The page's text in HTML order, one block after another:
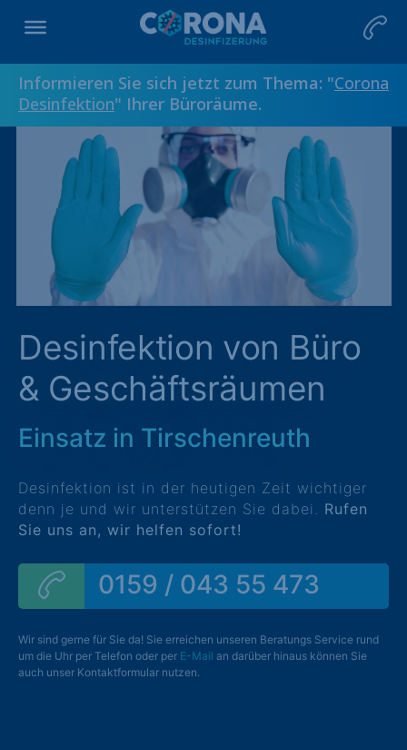
Informieren Sie sich jetzt zum Thema: "Corona
Desinfektion" Ihrer Büroräume.
Desinfektion von Büro
& Geschäftsräumen
Einsatz in Tirschenreuth
Desinfektion ist in der heutigen Zeit wichtiger
denn je und wir unterstützen Sie dabei. Rufen
Sie uns an, wir helfen sofort!
0159 / 043 55 473
Wir sind gerne für Sie da! Sie erreichen unseren Beratungs Service rund
um die Uhr per Telefon oder per E-Mail an darüber hinaus können Sie
auch unser Kontaktformular nutzen.